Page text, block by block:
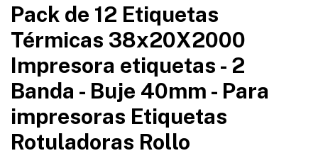
Pack de 12 Etiquetas
Térmicas 38x20X2000
Impresora etiquetas - 2
Banda - Buje 40mm - Para
impresoras Etiquetas
Rotuladoras Rollo